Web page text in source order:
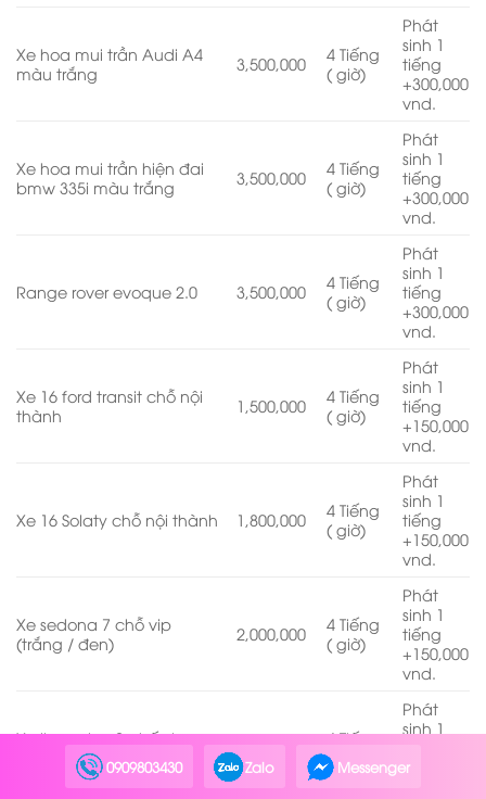
0909803430 Zalo Messenger
Xe hoa mui trần Audi A4
màu trắng
3,500,000
4 Tiếng
( giờ)
Phát
sinh 1
tiếng
+300,000
vnd.
Xe hoa mui trần hiện đai
bmw 335i màu trắng
3,500,000
4 Tiếng
( giờ)
Phát
sinh 1
tiếng
+300,000
vnd.
Range rover evoque 2.0 3,500,000
4 Tiếng
( giờ)
Phát
sinh 1
tiếng
+300,000
vnd.
Xe 16 ford transit chỗ nội
thành
1,500,000
4 Tiếng
( giờ)
Phát
sinh 1
tiếng
+150,000
vnd.
Xe 16 Solaty chỗ nội thành 1,800,000
4 Tiếng
( giờ)
Phát
sinh 1
tiếng
+150,000
vnd.
Xe sedona 7 chỗ vip
(trắng / đen)
2,000,000
4 Tiếng
( giờ)
Phát
sinh 1
tiếng
+150,000
vnd.
Xe limousine 9 ghế vip
(màu đen)
2,200,000
4 Tiếng
( giờ)
Phát
sinh 1
+150,000